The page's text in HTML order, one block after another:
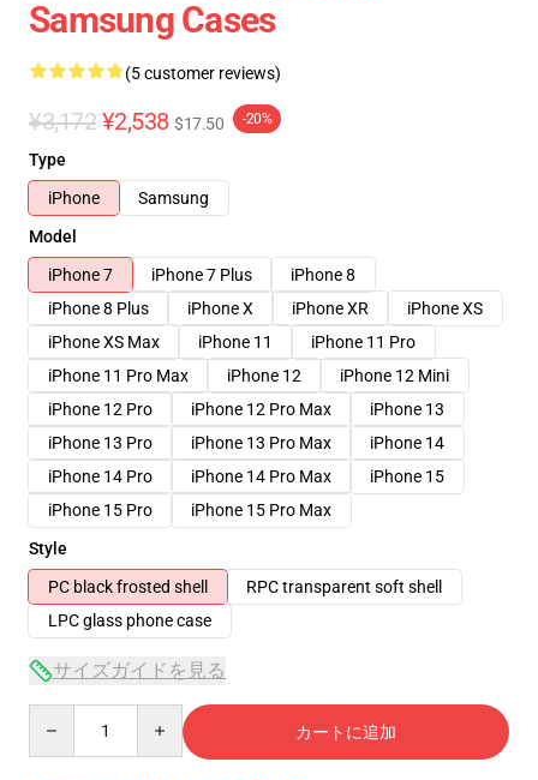
Samsung Cases
(5 customer reviews)
¥3,172 ¥2,538 $17.50 -20%
Type
iPhone
Samsung
Model
iPhone 7
iPhone 7 Plus
iPhone 8
iPhone 8 Plus
iPhone X iPhone XR
iPhone XS
iPhone XS Max
iPhone 11
iPhone 11 Pro
iPhone 11 Pro Max
iPhone 12
iPhone 12 Mini
iPhone 12 Pro
iPhone 12 Pro Max
iPhone 13
iPhone 13 Pro
iPhone 13 Pro Max
iPhone 14
iPhone 14 Pro
iPhone 14 Pro Max
iPhone 15
iPhone 15 Pro
iPhone 15 Pro Max
Style
PC black frosted shell
RPC transparent soft shell
LPC glass phone case
サイズガイドを見る
カートに追加